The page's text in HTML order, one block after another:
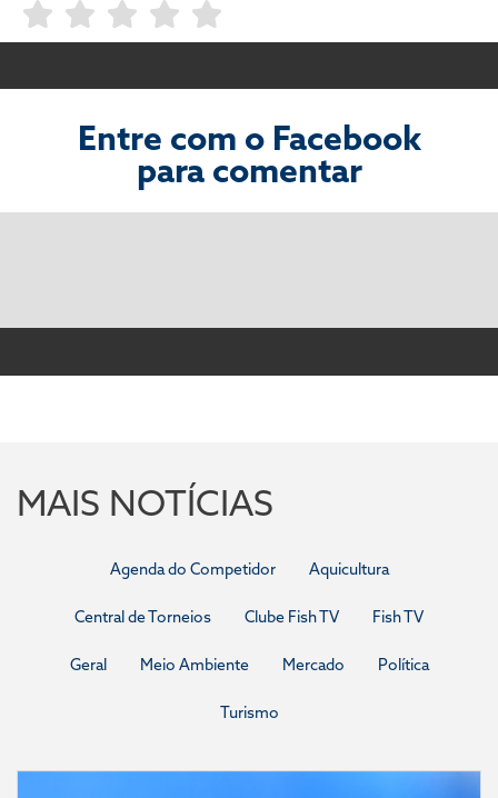
Entre com o Facebook
para comentar
MAIS NOTÍCIAS
Agenda do Competidor Aquicultura
Central de Torneios Clube Fish TV Fish TV
Geral Meio Ambiente Mercado Política
Turismo